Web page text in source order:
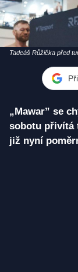
Tadeáš Růžička před
„Mawar” se
sobotu přivítá
již nyní